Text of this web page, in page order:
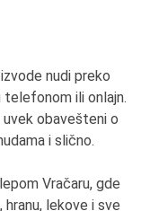
i odlučila
je život kratak
trenutnom
i lečenjem.
nudi preko
ili onlajn.
obavešteni o
i slično.
Vračaru, gde
lekove i sve